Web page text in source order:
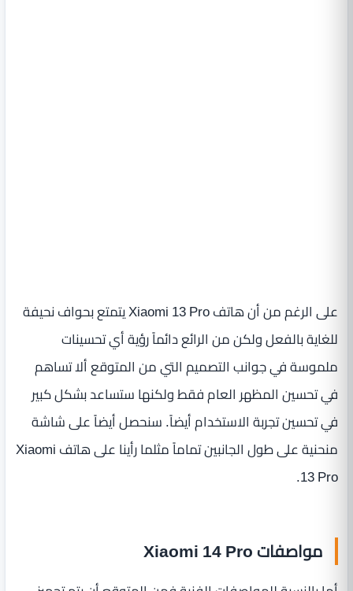
على الرغم من أن هاتف Xiaomi 13 Pro يتمتع بحواف نحيفة
للغاية بالفعل ولكن من الرائع دائماً رؤية أي تحسينات
ملموسة في جوانب التصميم التي من المتوقع ألا تساهم
في تحسين المظهر العام فقط ولكنها ستساعد بشكل كبير
في تحسين تجربة الاستخدام أيضاً. سنحصل أيضاً على شاشة
منحنية على طول الجانبين تماماً مثلما رأينا على هاتف Xiaomi
13 Pro.
مواصفات Xiaomi 14 Pro